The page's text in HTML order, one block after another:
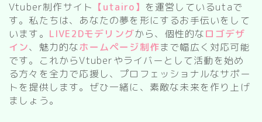
food
sweets
delivery room
kitchen
Vtuber制作サイト 【utairo】 を運営しているutaで
す。私たちは、あなたの夢を形にするお手伝いをして
います。 LIVE2Dモデリングから、個性的なロゴデザ
イン、魅力的なホームページ制作まで幅広く対応可能
です。これからVtuberやライバーとして活動を始め
る方々を全力で応援し、プロフェッショナルなサポー
トを提供します。ぜひ一緒に、素敵な未来を作り上げ
ましょう。